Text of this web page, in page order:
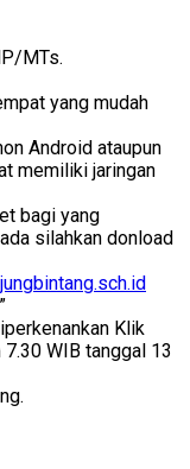
MTs.
yang mudah
Android ataupun
memiliki jaringan
bagi yang
silahkan donload
Klik
WIB tanggal 13